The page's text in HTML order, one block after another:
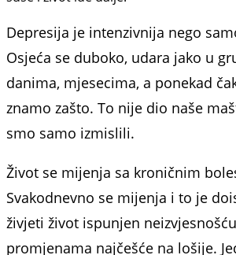
Depresija je intenzivnija nego
Osjeća se duboko, udara jako u
danima, mjesecima, a ponekad
znamo zašto. To nije dio naše
smo samo izmislili.
Život se mijenja sa kroničnim
Svakodnevno se mijenja i to je
živjeti život ispunjen
promjenama najčešće na lošije.